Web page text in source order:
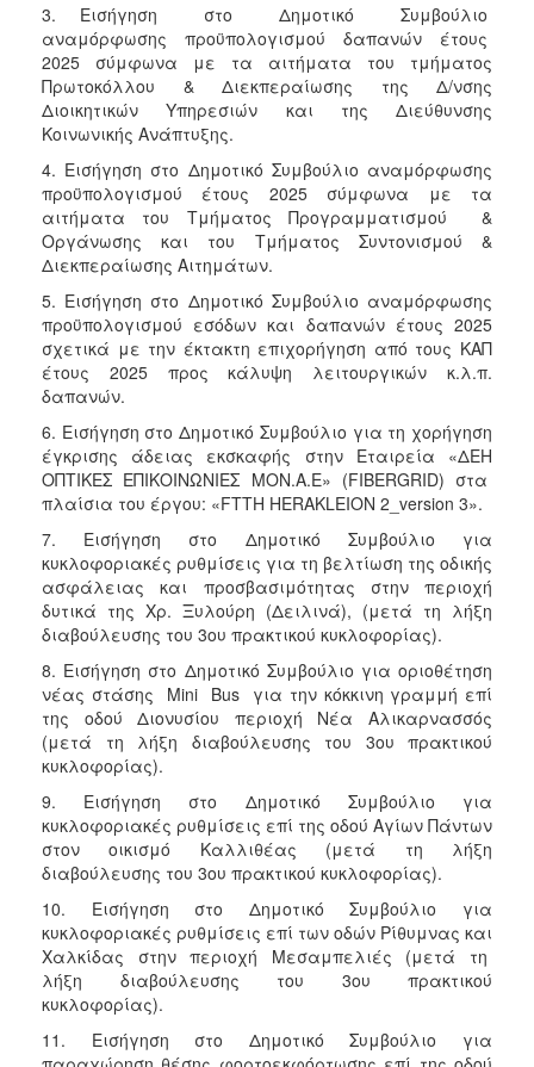
3. Εισήγηση στο Δημοτικό Συμβούλιο
αναμόρφωσης προϋπολογισμού δαπανών έτους
2025 σύμφωνα με τα αιτήματα του τμήματος
Πρωτοκόλλου & Διεκπεραίωσης της Δ/νσης
Διοικητικών Υπηρεσιών και της Διεύθυνσης
Κοινωνικής Ανάπτυξης.
4. Εισήγηση στο Δημοτικό Συμβούλιο αναμόρφωσης
προϋπολογισμού έτους 2025 σύμφωνα με τα
αιτήματα του Τμήματος Προγραμματισμού &
Οργάνωσης και του Τμήματος Συντονισμού &
Διεκπεραίωσης Αιτημάτων.
5. Εισήγηση στο Δημοτικό Συμβούλιο αναμόρφωσης
προϋπολογισμού εσόδων και δαπανών έτους 2025
σχετικά με την έκτακτη επιχορήγηση από τους ΚΑΠ
έτους 2025 προς κάλυψη λειτουργικών κ.λ.π.
δαπανών.
6. Εισήγηση στο Δημοτικό Συμβούλιο για τη χορήγηση
έγκρισης άδειας εκσκαφής στην Εταιρεία «ΔΕΗ
ΟΠΤΙΚΕΣ ΕΠΙΚΟΙΝΩΝΙΕΣ ΜΟΝ.Α.Ε» (FIBERGRID) στα
πλαίσια του έργου: «FTTH HERAKLEION 2_version 3».
7. Εισήγηση στο Δημοτικό Συμβούλιο για
κυκλοφοριακές ρυθμίσεις για τη βελτίωση της οδικής
ασφάλειας και προσβασιμότητας στην περιοχή
δυτικά της Χρ. Ξυλούρη (Δειλινά), (μετά τη λήξη
διαβούλευσης του 3ου πρακτικού κυκλοφορίας).
8. Εισήγηση στο Δημοτικό Συμβούλιο για οριοθέτηση
νέας στάσης Mini Bus για την κόκκινη γραμμή επί
της οδού Διονυσίου περιοχή Νέα Αλικαρνασσός
(μετά τη λήξη διαβούλευσης του 3ου πρακτικού
κυκλοφορίας).
9. Εισήγηση στο Δημοτικό Συμβούλιο για
κυκλοφοριακές ρυθμίσεις επί της οδού Αγίων Πάντων
στον οικισμό Καλλιθέας (μετά τη λήξη
διαβούλευσης του 3ου πρακτικού κυκλοφορίας).
10. Εισήγηση στο Δημοτικό Συμβούλιο για
κυκλοφοριακές ρυθμίσεις επί των οδών Ρίθυμνας και
Χαλκίδας στην περιοχή Μεσαμπελιές (μετά τη
λήξη διαβούλευσης του 3ου πρακτικού
κυκλοφορίας).
11. Εισήγηση στο Δημοτικό Συμβούλιο για